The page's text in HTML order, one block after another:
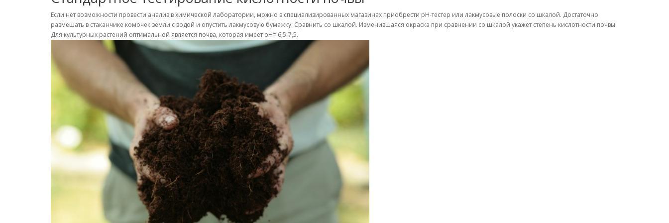
Если нет возможности провести анализ в химической лаборатории, можно в специализированных магазинах приобрести рН-тестер или лакмусовые полоски со шкалой. Достаточно
размешать в стаканчике комочек земли с водой и опустить лакмусовую бумажку. Сравнить со шкалой. Изменившаяся окраска при сравнении со шкалой укажет степень кислотности почвы.
Для культурных растений оптимальной является почва, которая имеет рН= 6,5-7,5.